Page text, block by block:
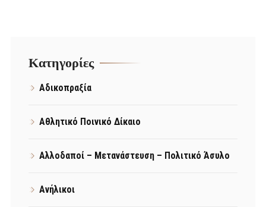
Kατηγορίες
Αδικοπραξία
Αθλητικό Ποινικό Δίκαιο
Αλλοδαποί – Μετανάστευση – Πολιτικό Άσυλο
Ανήλικοι